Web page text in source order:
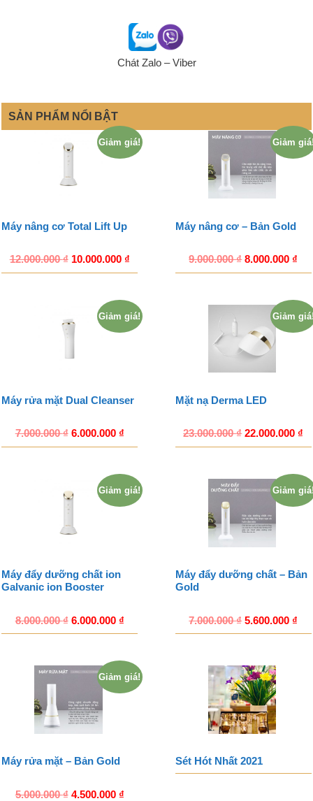
Chát Zalo – Viber
SẢN PHẨM NỔI BẬT
Giảm giá!
Máy nâng cơ Total Lift Up
12.000.000₫ 10.000.000 ₫
Giảm
Máy nâng cơ – Bản Gold
9.000.000₫ 8.000.000 ₫
Giảm giá!
Máy rửa mặt Dual Cleanser
7.000.000₫ 6.000.000 ₫
Giảm
Mặt nạ Derma LED
23.000.000₫ 22.000.000 ₫
Giảm giá!
Máy đẩy dưỡng chất ion
Galvanic ion Booster
8.000.000₫ 6.000.000 ₫
Giảm
Máy đẩy dưỡng chất – Bản
Gold
7.000.000₫ 5.600.000 ₫
Giảm giá!
Máy rửa mặt – Bản Gold
5.000.000₫ 4.500.000 ₫
Sét Hót Nhất 2021